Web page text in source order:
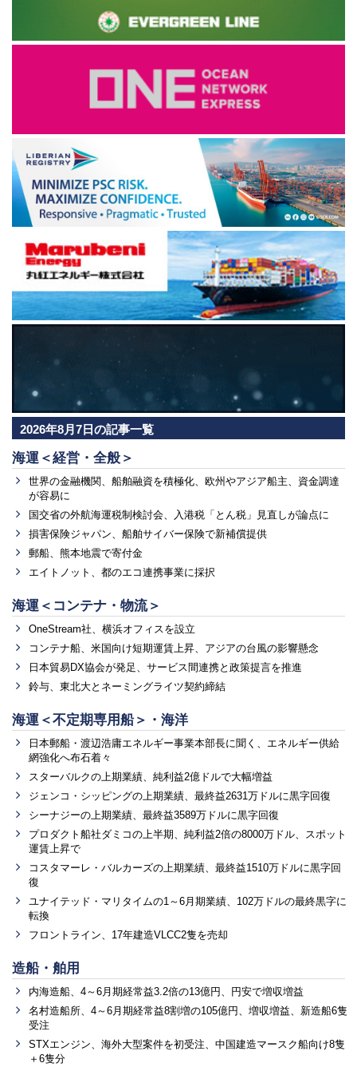
2026年8月7日の記事一覧
海運＜経営・全般＞
世界の金融機関、船舶融資を積極化、欧州やアジア船主、資金調達
が容易に
国交省の外航海運税制検討会、入港税「とん税」見直しが論点に
損害保険ジャパン、船舶サイバー保険で新補償提供
郵船、熊本地震で寄付金
エイトノット、都のエコ連携事業に採択
海運＜コンテナ・物流＞
OneStream社、横浜オフィスを設立
コンテナ船、米国向け短期運賃上昇、アジアの台風の影響懸念
日本貿易DX協会が発足、サービス間連携と政策提言を推進
鈴与、東北大とネーミングライツ契約締結
海運＜不定期専用船＞・海洋
日本郵船・渡辺浩庸エネルギー事業本部長に聞く、エネルギー供給
網強化へ布石着々
スターバルクの上期業績、純利益2億ドルで大幅増益
ジェンコ・シッピングの上期業績、最終益2631万ドルに黒字回復
シーナジーの上期業績、最終益3589万ドルに黒字回復
プロダクト船社ダミコの上半期、純利益2倍の8000万ドル、スポット
運賃上昇で
コスタマーレ・バルカーズの上期業績、最終益1510万ドルに黒字回
復
ユナイテッド・マリタイムの1～6月期業績、102万ドルの最終黒字に
転換
フロントライン、17年建造VLCC2隻を売却
造船・舶用
内海造船、4～6月期経常益3.2倍の13億円、円安で増収増益
名村造船所、4～6月期経常益8割増の105億円、増収増益、新造船6隻
受注
STXエンジン、海外大型案件を初受注、中国建造マースク船向け8隻
＋6隻分